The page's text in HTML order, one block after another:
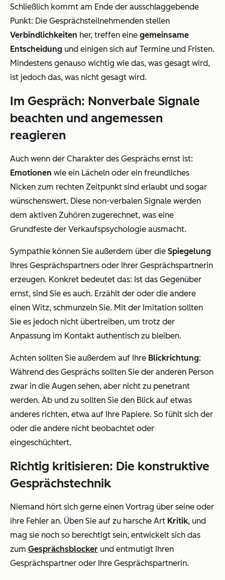
Schließlich kommt am Ende der ausschlaggebende
Punkt: Die Gesprächsteilnehmenden stellen
Verbindlichkeiten her, treffen eine gemeinsame
Entscheidung und einigen sich auf Termine und Fristen.
Mindestens genauso wichtig wie das, was gesagt wird,
ist jedoch das, was nicht gesagt wird.
Im Gespräch: Nonverbale Signale
beachten und angemessen
reagieren
Auch wenn der Charakter des Gesprächs ernst ist:
Emotionen wie ein Lächeln oder ein freundliches
Nicken zum rechten Zeitpunkt sind erlaubt und sogar
wünschenswert. Diese non-verbalen Signale werden
dem aktiven Zuhören zugerechnet, was eine
Grundfeste der Verkaufspsychologie ausmacht.
Sympathie können Sie außerdem über die Spiegelung
Ihres Gesprächspartners oder Ihrer Gesprächspartnerin
erzeugen. Konkret bedeutet das: Ist das Gegenüber
ernst, sind Sie es auch. Erzählt der oder die andere
einen Witz, schmunzeln Sie. Mit der Imitation sollten
Sie es jedoch nicht übertreiben, um trotz der
Anpassung im Kontakt authentisch zu bleiben.
Achten sollten Sie außerdem auf Ihre Blickrichtung:
Während des Gesprächs sollten Sie der anderen Person
zwar in die Augen sehen, aber nicht zu penetrant
werden. Ab und zu sollten Sie den Blick auf etwas
anderes richten, etwa auf Ihre Papiere. So fühlt sich der
oder die andere nicht beobachtet oder
eingeschüchtert.
Richtig kritisieren: Die konstruktive
Gesprächstechnik
Niemand hört sich gerne einen Vortrag über seine oder
ihre Fehler an. Üben Sie auf zu harsche Art Kritik, und
mag sie noch so berechtigt sein, entwickelt sich das
zum Gesprächsblocker und entmutigt Ihren
Gesprächspartner oder Ihre Gesprächspartnerin.